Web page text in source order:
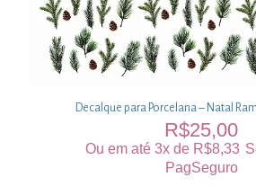
Decalque para Porcelana – Natal
R$25,00
Ou em até 3x de R$8,33
PagSeguro